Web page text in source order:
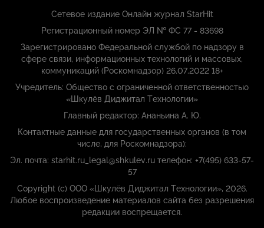
Сетевое издание Онлайн журнал StarHit
Регистрационный номер ЭЛ № ФС 77 - 83698
Зарегистрировано Федеральной службой по надзору в
сфере связи, информационных технологий и массовых,
коммуникаций (Роскомнадзор) 26.07.2022 18+
Учредитель: Общество с ограниченной ответственностью
«Шкулёв Диджитал Технологии»
Главный редактор: Ананьина А. Ю.
Контактные данные для государственных органов (в том
числе, для Роскомнадзора):
Эл. почта: starhit.ru_legal@shkulev.ru телефон: +7(495) 633-57-
57
Copyright (с) ООО «Шкулёв Диджитал Технологии», 2026.
Любое воспроизведение материалов сайта без разрешения
редакции воспрещается.